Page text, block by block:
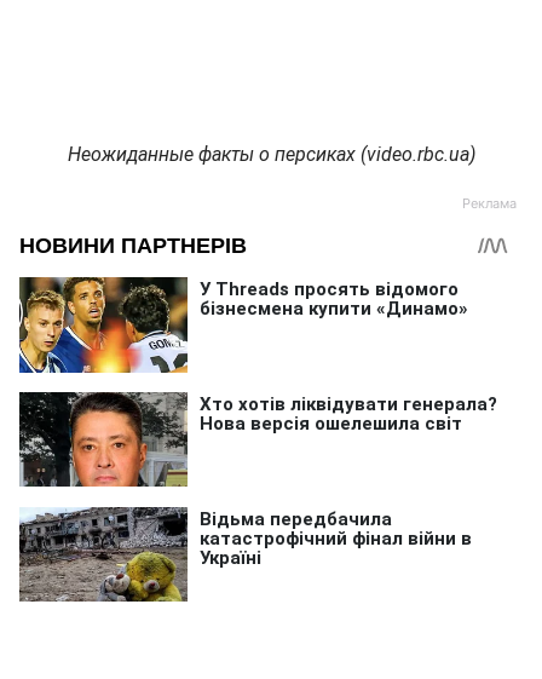
Неожиданные факты о персиках (video.rbc.ua)